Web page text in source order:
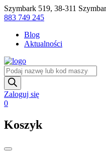
Skip
to
Szymbark 519, 38-311
883 749 245
Blog
Aktualności
Wyszukiwarka
produktów
Zaloguj się
0
Koszyk